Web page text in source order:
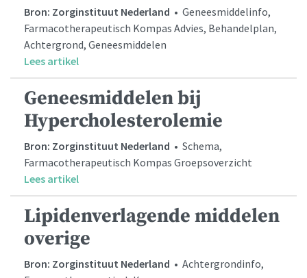
Bron: Zorginstituut Nederland • Geneesmiddelinfo,
Farmacotherapeutisch Kompas Advies, Behandelplan,
Achtergrond, Geneesmiddelen
Lees artikel
Geneesmiddelen bij
Hypercholesterolemie
Bron: Zorginstituut Nederland • Schema,
Farmacotherapeutisch Kompas Groepsoverzicht
Lees artikel
Lipidenverlagende middelen
overige
Bron: Zorginstituut Nederland • Achtergrondinfo,